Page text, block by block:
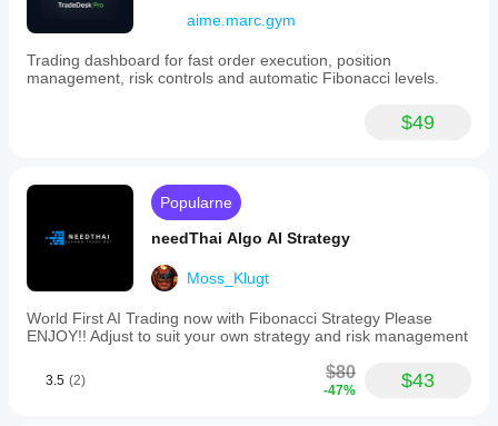
points.
aime.marc.gym
Trading dashboard for fast order execution, position
management, risk controls and automatic Fibonacci levels.
$49
Popularne
needThai Algo AI Strategy
Moss_Klugt
World First AI Trading now with Fibonacci Strategy Please
ENJOY!! Adjust to suit your own strategy and risk management
3.5 (2) $80
-47% $43